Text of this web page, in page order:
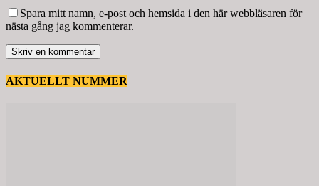
Spara mitt namn, e-post och hemsida i den här webbläsaren för
nästa gång jag kommenterar.
AKTUELLT NUMMER